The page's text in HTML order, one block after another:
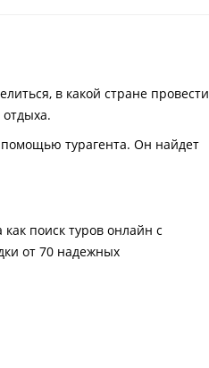
в какой стране провести
помощью турагента. Он найдет
поиск туров онлайн с
от 70 надежных